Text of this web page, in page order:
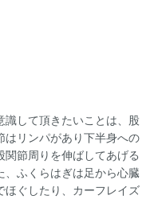
識して頂きたいことは、股
はリンパがあり下半身への
関節周りを伸ばしてあげる
、ふくらはぎは足から心臓
ほぐしたり、カーフレイズ